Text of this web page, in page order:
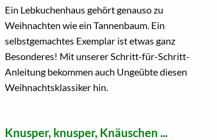
Ein Lebkuchenhaus gehört genauso zu
Weihnachten wie ein Tannenbaum. Ein
selbstgemachtes Exemplar ist etwas ganz
Besonderes! Mit unserer Schritt-für-Schritt-
Anleitung bekommen auch Ungeübte diesen
Weihnachtsklassiker hin.
Knusper, knusper, Knäuschen ...